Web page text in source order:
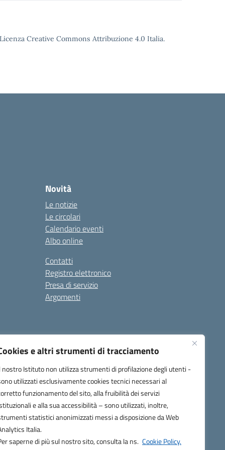
e altri strumenti di tracciamento
nostro Istituto non utilizza strumenti di profilazione degli utenti -
utilizzati esclusivamente cookies tecnici necessari al
funzionamento del sito, alla fruibilità dei servizi
e alla sua accessibilità – sono utilizzati, inoltre,
statistici anonimizzati messi a disposizione da Web
Italia.
saperne di più sul nostro sito, consulta la ns. Cookie Policy.
Creative Commons Attribuzione 4.0 Italia.
Novità
Le notizie
Le circolari
Calendario eventi
Albo online
Contatti
Registro elettronico
Presa di servizio
Argomenti